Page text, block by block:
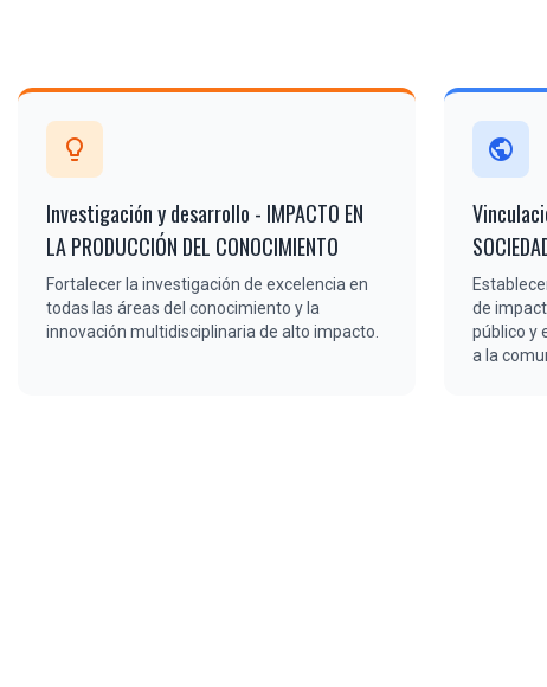
lightbulb
Investigación y desarrollo - IMPACTO EN
LA PRODUCCIÓN DEL CONOCIMIENTO
Fortalecer la investigación de excelencia en
todas las áreas del conocimiento y la
innovación multidisciplinaria de alto impacto.
public
de
público y
a la